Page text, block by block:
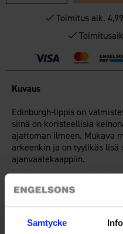
Samtycke
Toimitus alk.
Kuvaus
Edinburgh-lippis on
siinä on koristeellisia
ajattoman ilmeen. Mukava
arkeenkin ja on tyylikäs lisä
ajanvaatekaappiin.
Klassinen tweed-kuosi
Keinonahkayksityiskohdat